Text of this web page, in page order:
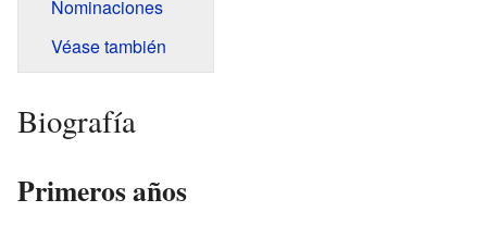
Nominaciones
Véase también
Biografía
Primeros años